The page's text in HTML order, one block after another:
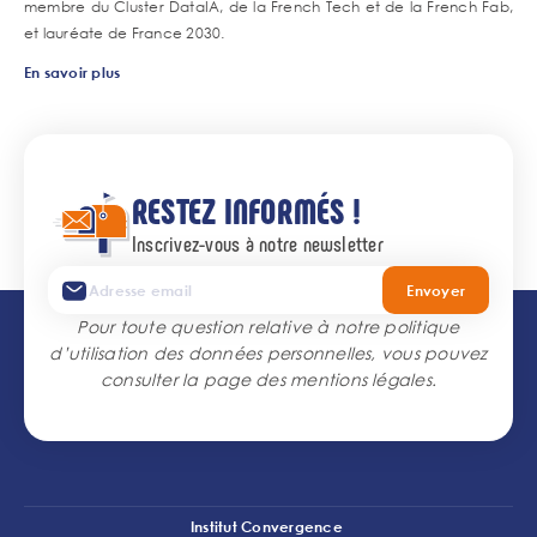
membre du Cluster DataIA, de la French Tech et de la French Fab,
et lauréate de France 2030.
En savoir plus
RESTEZ INFORMÉS !
Inscrivez-vous à notre newsletter
Envoyer
Pour toute question relative à notre politique
d’utilisation des données personnelles, vous pouvez
consulter la page desmentions légales.
Institut Convergence